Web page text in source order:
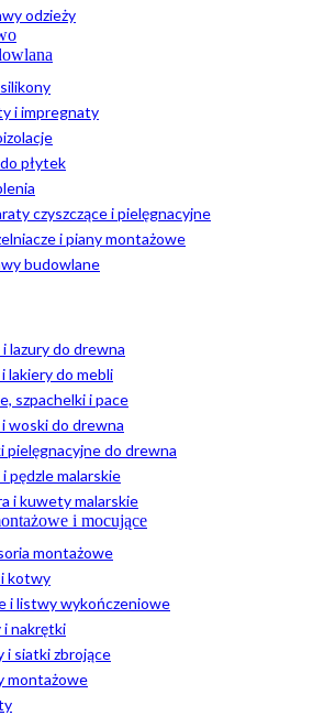
odzieży
i impregnaty
płytek
czyszczące i pielęgnacyjne
i piany montażowe
budowlane
lazury do drewna
lakiery do mebli
szpachelki i pace
woski do drewna
pielęgnacyjne do drewna
i pędzle malarskie
i kuwety malarskie
i mocujące
montażowe
i kotwy
i listwy wykończeniowe
i nakrętki
i siatki zbrojące
montażowe